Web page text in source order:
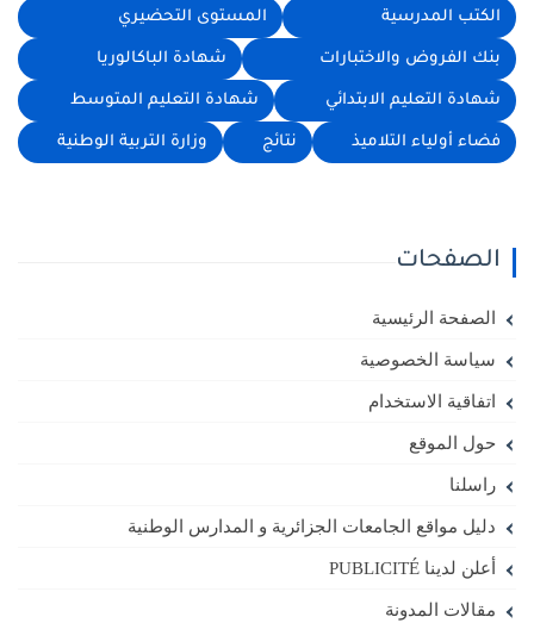
الكتب المدرسية المستوى التحضيري
بنك الفروض والاختبارات شهادة الباكالوريا
شهادة التعليم الابتدائي شهادة التعليم المتوسط
فضاء أولياء التلاميذ نتائج وزارة التربية الوطنية
الصفحات
الصفحة الرئيسية
سياسة الخصوصية
اتفاقية الاستخدام
حول الموقع
راسلنا
دليل مواقع الجامعات الجزائرية و المدارس الوطنية
أعلن لدينا PUBLICITÉ
مقالات المدونة